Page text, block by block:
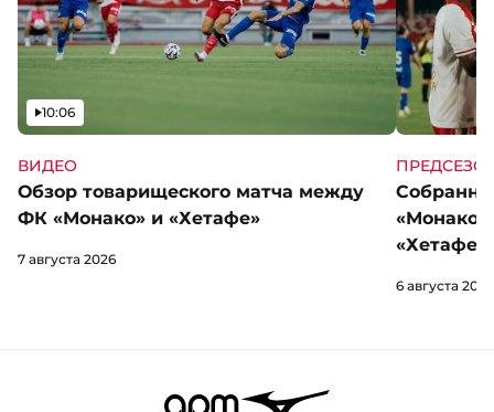
ВИДЕО
Обзор товарищеского матча между
ФК «Монако» и «Хетафе»
Видео
10:06
7 августа 2026
«Хетафе»
6 августа 2026